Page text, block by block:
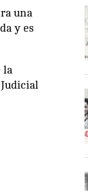
una
y es
la